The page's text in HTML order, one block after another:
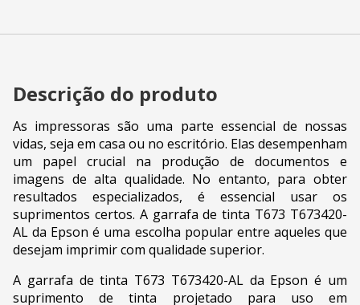
Descrição do produto
As impressoras são uma parte essencial de nossas
vidas, seja em casa ou no escritório. Elas desempenham
um papel crucial na produção de documentos e
imagens de alta qualidade. No entanto, para obter
resultados especializados, é essencial usar os
suprimentos certos. A garrafa de tinta T673 T673420-
AL da Epson é uma escolha popular entre aqueles que
desejam imprimir com qualidade superior.
A garrafa de tinta T673 T673420-AL da Epson é um
suprimento de tinta projetado para uso em